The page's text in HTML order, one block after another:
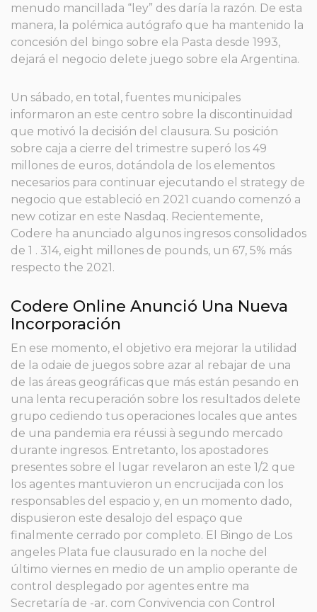
menudo mancillada “ley” des daría la razón. De esta
manera, la polémica autógrafo que ha mantenido la
concesión del bingo sobre ela Pasta desde 1993,
dejará el negocio delete juego sobre ela Argentina.
Un sábado, en total, fuentes municipales
informaron an este centro sobre la discontinuidad
que motivó la decisión del clausura. Su posición
sobre caja a cierre del trimestre superó los 49
millones de euros, dotándola de los elementos
necesarios para continuar ejecutando el strategy de
negocio que estableció en 2021 cuando comenzó a
new cotizar en este Nasdaq. Recientemente,
Codere ha anunciado algunos ingresos consolidados
de 1 . 314, eight millones de pounds, un 67, 5% más
respecto the 2021.
Codere Online Anunció Una Nueva
Incorporación
En ese momento, el objetivo era mejorar la utilidad
de la odaie de juegos sobre azar al rebajar de una
de las áreas geográficas que más están pesando en
una lenta recuperación sobre los resultados delete
grupo cediendo tus operaciones locales que antes
de una pandemia era réussi à segundo mercado
durante ingresos. Entretanto, los apostadores
presentes sobre el lugar revelaron an este 1/2 que
los agentes mantuvieron un encrucijada con los
responsables del espacio y, en un momento dado,
dispusieron este desalojo del espaço que
finalmente cerrado por completo. El Bingo de Los
angeles Plata fue clausurado en la noche del
último viernes en medio de un amplio operante de
control desplegado por agentes entre ma
Secretaría de -ar. com Convivencia con Control